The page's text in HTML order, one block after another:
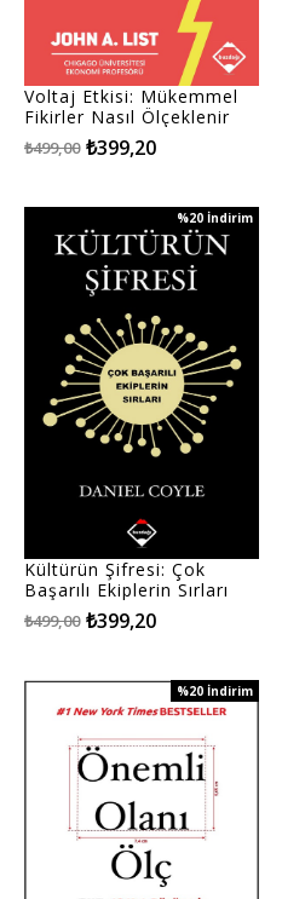
Voltaj Etkisi: Mükemmel
Fikirler Nasıl Ölçeklenir
₺399,20
₺499,00
Kültürün Şifresi: Çok
Başarılı Ekiplerin Sırları
₺399,20
₺499,00
%20 İndirim
%20İndirim
%20 İndirim
%20İndirim